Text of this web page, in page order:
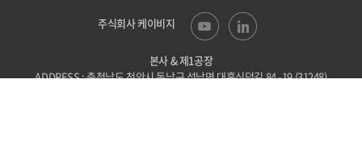
주식회사 케이비지
본사 & 제1공장
ADDRESS : 충청남도 천안시 동남구 성남면대흥신덕길 84 -19 (31248)